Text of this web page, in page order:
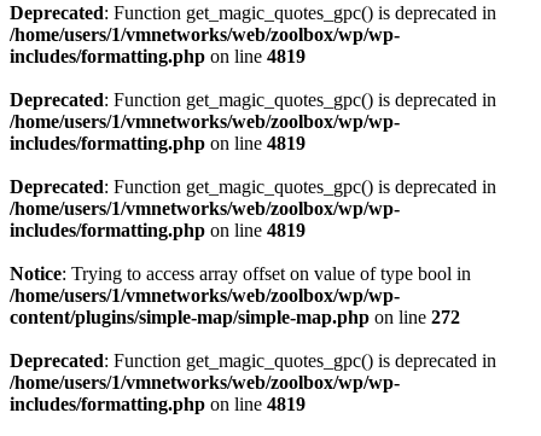
Deprecated: Function get_magic_quotes_gpc() is deprecated in
/home/users/1/vmnetworks/web/zoolbox/wp/wp-
includes/formatting.php on line 4819
Deprecated: Function get_magic_quotes_gpc() is deprecated in
/home/users/1/vmnetworks/web/zoolbox/wp/wp-
includes/formatting.php on line 4819
Deprecated: Function get_magic_quotes_gpc() is deprecated in
/home/users/1/vmnetworks/web/zoolbox/wp/wp-
includes/formatting.php on line 4819
Notice: Trying to access array offset on value of type bool in
/home/users/1/vmnetworks/web/zoolbox/wp/wp-
content/plugins/simple-map/simple-map.php on line 272
Deprecated: Function get_magic_quotes_gpc() is deprecated in
/home/users/1/vmnetworks/web/zoolbox/wp/wp-
includes/formatting.php on line 4819